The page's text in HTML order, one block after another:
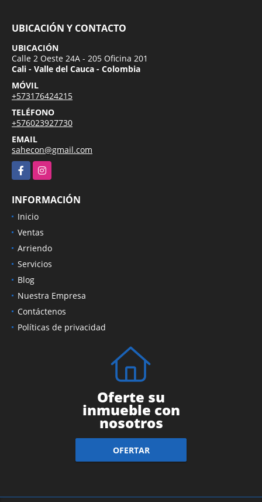
UBICACIÓN Y CONTACTO
UBICACIÓN
Calle 2 Oeste 24A - 205 Oficina 201
Cali - Valle del Cauca - Colombia
MÓVIL
+573176424215
TELÉFONO
+576023927730
EMAIL
sahecon@gmail.com
FacebookInstagram
INFORMACIÓN
Inicio
Ventas
Arriendo
Servicios
Blog
Nuestra Empresa
Contáctenos
Oferte su
inmueble con
nosotros
OFERTAR